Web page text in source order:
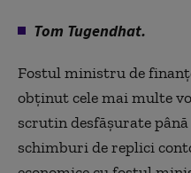
Tom Tugendhat.
Fostul ministru de
obţinut cele mai multe
scrutin desfăşurate
schimburi de replici